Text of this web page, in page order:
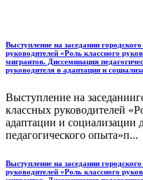
Выступление на заседании
руководителей «Роль классного
мигрантов. Диссеминация
руководителя в адаптации и
Выступление на
классных руководителей
адаптации и социализации
педагогического опыта»п...
Выступление на заседании
руководителей «Роль классного